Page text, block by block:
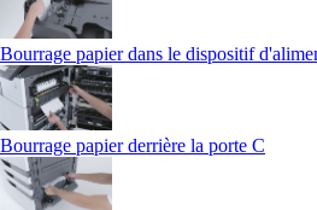
Bourrage papier dans le dispositif
Bourrage papier derrière la porte C